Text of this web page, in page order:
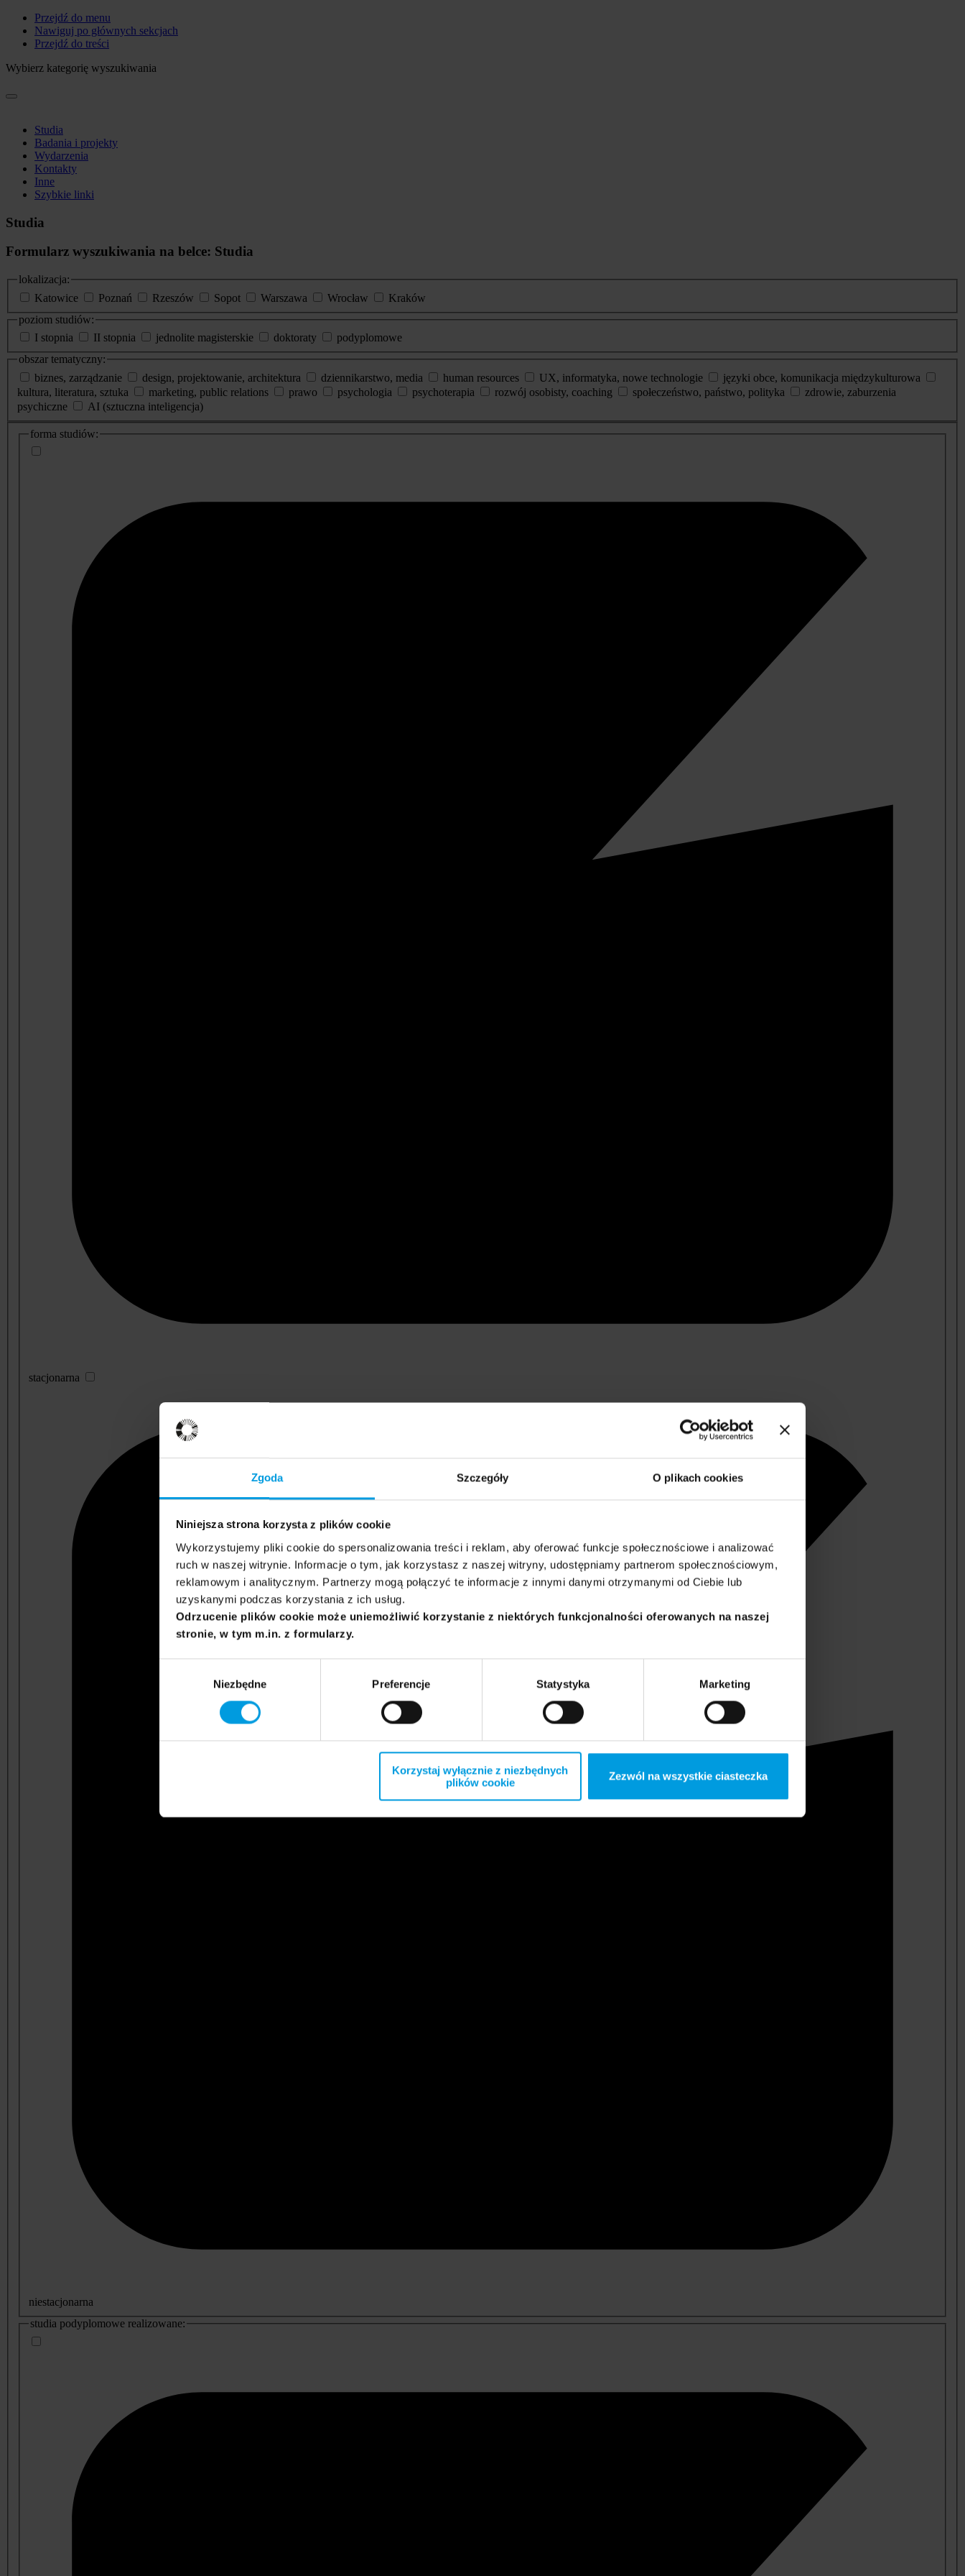
Zgoda Szczegóły O plikach cookies
Niniejsza strona korzysta z plików cookie
Wykorzystujemy pliki cookie do spersonalizowania treści i reklam, aby oferować funkcje społecznościowe i analizować
ruch w naszej witrynie. Informacje o tym, jak korzystasz z naszej witryny, udostępniamy partnerom społecznościowym,
reklamowym i analitycznym. Partnerzy mogą połączyć te informacje z innymi danymi otrzymanymi od Ciebie lub
uzyskanymi podczas korzystania z ich usług.
Odrzucenie plików cookie może uniemożliwić korzystanie z niektórych funkcjonalności oferowanych na naszej
stronie, w tym m.in. z formularzy.
Niezbędne Preferencje Statystyka Marketing
Korzystaj wyłącznie z niezbędnych
plików cookie
Zezwól na wszystkie ciasteczka
Przejdź do menu
Nawiguj po głównych sekcjach
Przejdź do treści
Wybierz kategorię wyszukiwania
Studia
Badania i projekty
Wydarzenia
Kontakty
Inne
Szybkie linki
Studia
Formularz wyszukiwania na belce: Studia
lokalizacja:
Katowice
Poznań Rzeszów Sopot Warszawa Wrocław
Kraków
poziom studiów:
I stopnia
II stopnia jednolite magisterskie doktoraty
podyplomowe
obszar tematyczny:
biznes, zarządzanie
design, projektowanie, architektura dziennikarstwo, media human resources UX, informatyka, nowe technologie
języki obce, komunikacja międzykulturowa
kultura, literatura, sztuka
marketing, public relations prawo psychologia psychoterapia rozwój osobisty, coaching społeczeństwo, państwo, polityka
zdrowie, zaburzenia
psychiczne
AI (sztuczna inteligencja)
dodatkowe
informacje
forma studiów:
stacjonarna
niestacjonarna
studia podyplomowe realizowane: